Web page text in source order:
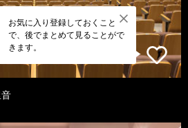
お気に入り登録しておくこと
で、後でまとめて見ることがで
きます。